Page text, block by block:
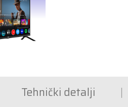
Tehnički detalji